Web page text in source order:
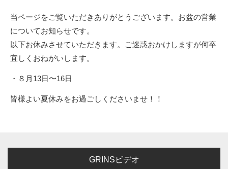
当ページをご覧いただきありがとうございます。お盆の営業
についてお知らせです。
以下お休みさせていただきます。ご迷惑おかけしますが何卒
宜しくおねがいします。
・８月13日〜16日
皆様よい夏休みをお過ごしくださいませ！！
GRINSビデオ